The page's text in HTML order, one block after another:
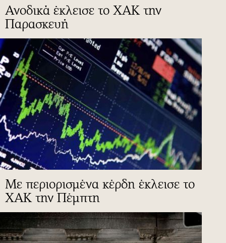
Ανοδικά έκλεισε το ΧΑΚ την
Παρασκευή
Με περιορισμένα κέρδη έκλεισε το
ΧΑΚ την Πέμπτη